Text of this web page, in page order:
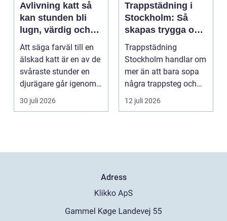
Avlivning katt så
kan stunden bli
lugn, värdig och
trygg
Att säga farväl till en
älskad katt är en av de
svåraste stunder en
djurägare går igenom.
Beslutet o...
30 juli 2026
Trappstädning i
Stockholm: Så
skapas trygga och
trivsamma
trapphus
Trappstädning
Stockholm handlar om
mer än att bara sopa
några trappsteg och
torka en...
12 juli 2026
Adress